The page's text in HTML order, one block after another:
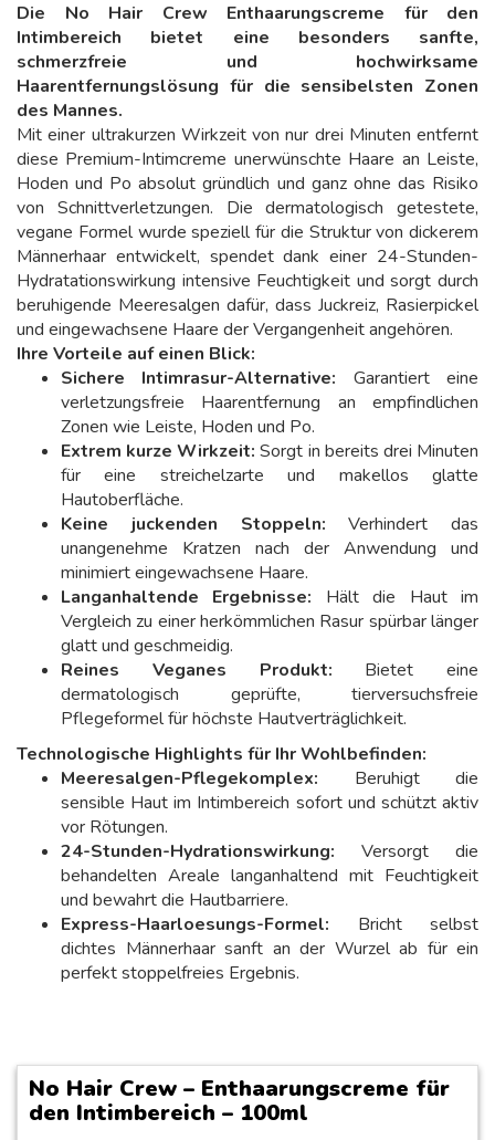
Die No Hair Crew Enthaarungscreme für den
Intimbereich bietet eine besonders sanfte,
schmerzfreie und hochwirksame
Haarentfernungslösung für die sensibelsten Zonen
des Mannes.
Mit einer ultrakurzen Wirkzeit von nur drei Minuten entfernt
diese Premium-Intimcreme unerwünschte Haare an Leiste,
Hoden und Po absolut gründlich und ganz ohne das Risiko
von Schnittverletzungen. Die dermatologisch getestete,
vegane Formel wurde speziell für die Struktur von dickerem
Männerhaar entwickelt, spendet dank einer 24-Stunden-
Hydratationswirkung intensive Feuchtigkeit und sorgt durch
beruhigende Meeresalgen dafür, dass Juckreiz, Rasierpickel
und eingewachsene Haare der Vergangenheit angehören.
Ihre Vorteile auf einen Blick:
Sichere Intimrasur-Alternative: Garantiert eine
verletzungsfreie Haarentfernung an empfindlichen
Zonen wie Leiste, Hoden und Po.
Extrem kurze Wirkzeit: Sorgt in bereits drei Minuten
für eine streichelzarte und makellos glatte
Hautoberfläche.
Keine juckenden Stoppeln: Verhindert das
unangenehme Kratzen nach der Anwendung und
minimiert eingewachsene Haare.
Langanhaltende Ergebnisse: Hält die Haut im
Vergleich zu einer herkömmlichen Rasur spürbar länger
glatt und geschmeidig.
Reines Veganes Produkt: Bietet eine
dermatologisch geprüfte, tierversuchsfreie
Pflegeformel für höchste Hautverträglichkeit.
Technologische Highlights für Ihr Wohlbefinden:
Meeresalgen-Pflegekomplex: Beruhigt die
sensible Haut im Intimbereich sofort und schützt aktiv
vor Rötungen.
24-Stunden-Hydrationswirkung: Versorgt die
behandelten Areale langanhaltend mit Feuchtigkeit
und bewahrt die Hautbarriere.
Express-Haarloesungs-Formel: Bricht selbst
dichtes Männerhaar sanft an der Wurzel ab für ein
perfekt stoppelfreies Ergebnis.
No Hair Crew – Enthaarungscreme für
den Intimbereich – 100ml